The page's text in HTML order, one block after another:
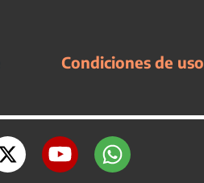
Condiciones de uso